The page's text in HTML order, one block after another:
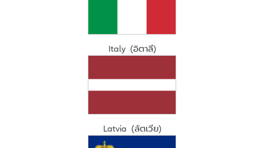
Italy (อิตาลี)
Latvia (ลัตเวีย)